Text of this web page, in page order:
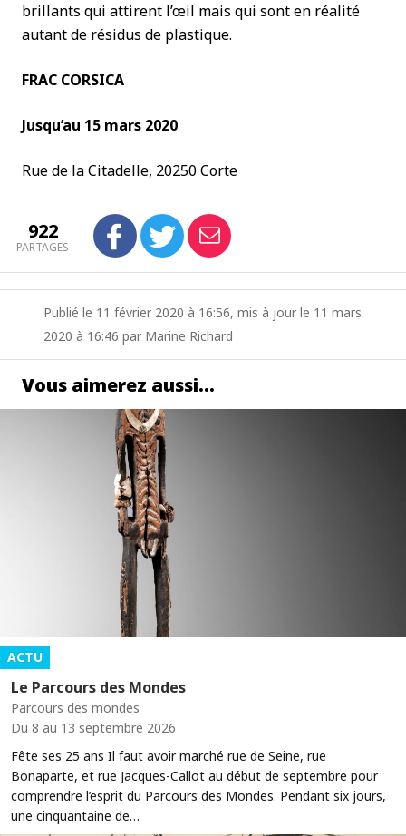
brillants qui attirent l’œil mais qui sont en réalité
autant de résidus de plastique.
FRAC CORSICA
Jusqu’au 15 mars 2020
Rue de la Citadelle, 20250 Corte
922
PARTAGES
Publié le 11 février 2020 à 16:56, mis à jour le 11 mars
2020 à 16:46 par Marine Richard
Vous aimerez aussi…
ACTU
Le Parcours des Mondes
Parcours des mondes
Du 8 au 13 septembre 2026
Fête ses 25 ans Il faut avoir marché rue de Seine, rue
Bonaparte, et rue Jacques-Callot au début de septembre pour
comprendre l’esprit du Parcours des Mondes. Pendant six jours,
une cinquantaine de…